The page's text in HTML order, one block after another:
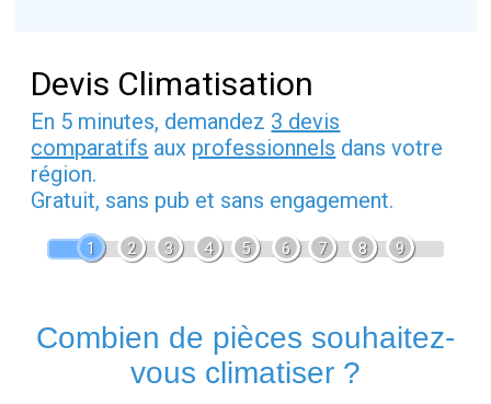
Devis Climatisation
En 5 minutes, demandez 3 devis
comparatifs aux professionnels dans votre
région.
Gratuit, sans pub et sans engagement.
1 2 3 4 5 6 7 8 9
Combien de pièces souhaitez-
vous climatiser ?